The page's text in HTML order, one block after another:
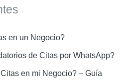
en un Negocio?
de Citas por WhatsApp?
en mi Negocio? – Guía